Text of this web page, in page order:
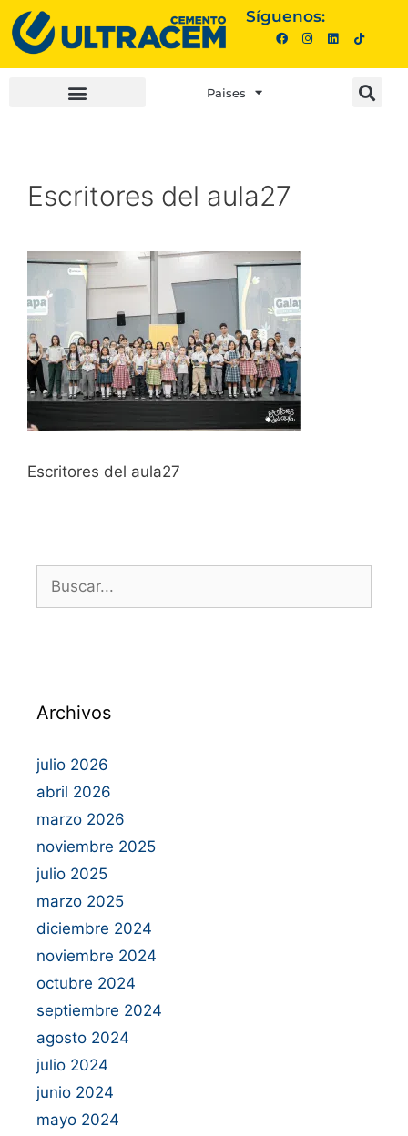
Síguenos:
Paises
Escritores del aula27
Escritores del aula27
Archivos
julio 2026
abril 2026
marzo 2026
noviembre 2025
julio 2025
marzo 2025
diciembre 2024
noviembre 2024
octubre 2024
septiembre 2024
agosto 2024
julio 2024
junio 2024
mayo 2024